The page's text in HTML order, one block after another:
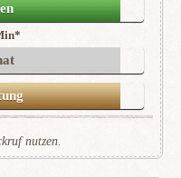
*
nutzen.